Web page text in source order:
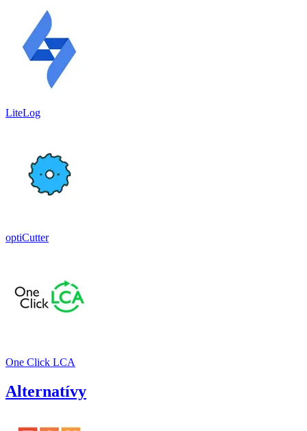
LiteLog
optiCutter
One Click LCA
Alternatívy